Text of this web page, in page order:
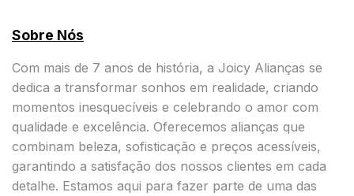
Sobre Nós
Com mais de 7 anos de história, a Joicy Alianças se
dedica a transformar sonhos em realidade, criando
momentos inesquecíveis e celebrando o amor com
qualidade e excelência. Oferecemos alianças que
combinam beleza, sofisticação e preços acessíveis,
garantindo a satisfação dos nossos clientes em cada
detalhe. Estamos aqui para fazer parte de uma das